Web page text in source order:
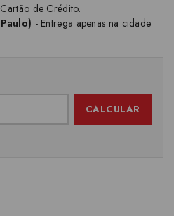
de Crédito.
- Entrega apenas na cidade
CALCULAR